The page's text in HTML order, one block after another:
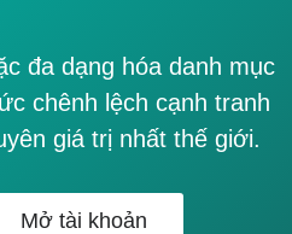
đa dạng hóa danh mục
chênh lệch cạnh tranh
giá trị nhất thế giới.
Mở tài khoản